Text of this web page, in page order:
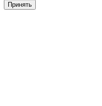
Принять